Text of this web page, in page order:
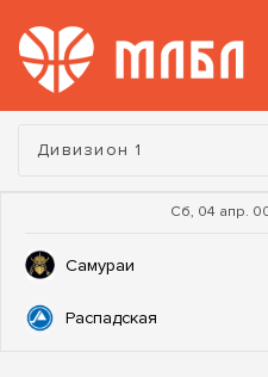
Турнир:
Дивизион 1
Сб, 04 апр.
Самураи
Распадская